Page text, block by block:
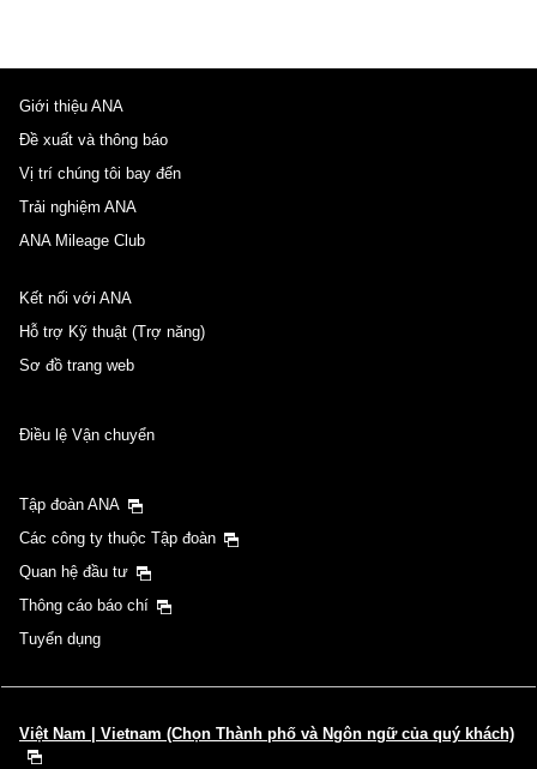
Giới thiệu ANA
Đề xuất và thông báo
Vị trí chúng tôi bay đến
Trải nghiệm ANA
ANA Mileage Club
Kết nối với ANA
Hỗ trợ Kỹ thuật (Trợ năng)
Sơ đồ trang web
Điều lệ Vận chuyển
Tập đoàn ANA
Các công ty thuộc Tập đoàn
Quan hệ đầu tư
Thông cáo báo chí
Tuyển dụng
Việt Nam | Vietnam (Chọn Thành phố và Ngôn ngữ của quý khách)